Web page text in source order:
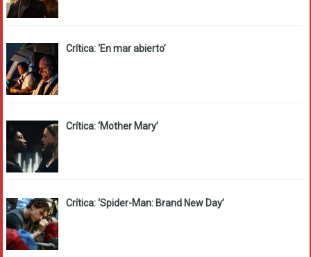
Crítica: ‘En mar abierto’
Crítica: ‘Mother Mary’
Crítica: ‘Spider-Man: Brand New Day’